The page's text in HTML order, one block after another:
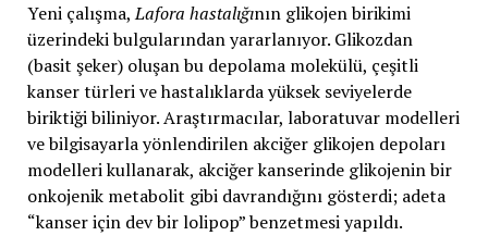
Yeni çalışma,Lafora hastalığının glikojen birikimi
üzerindeki bulgularından yararlanıyor. Glikozdan
(basit şeker) oluşan bu depolama molekülü, çeşitli
kanser türleri ve hastalıklarda yüksek seviyelerde
biriktiği biliniyor. Araştırmacılar, laboratuvar modelleri
ve bilgisayarla yönlendirilen akciğer glikojen depoları
modelleri kullanarak, akciğer kanserinde glikojenin bir
onkojenik metabolit gibi davrandığını gösterdi; adeta
“kanser için dev bir lolipop” benzetmesi yapıldı.